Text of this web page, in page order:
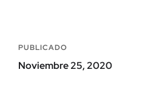
PUBLICADO
Noviembre 25, 2020